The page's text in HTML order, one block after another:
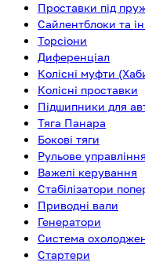
Проставки під
Сайлентблоки та
Торсіони
Диференціал
Колісні муфти
Колісні проставки
Підшипники для
Тяга Панара
Бокові тяги
Рульове управління
Важелі керування
Стабілізатори
Приводні вали
Генератори
Система
Стартери